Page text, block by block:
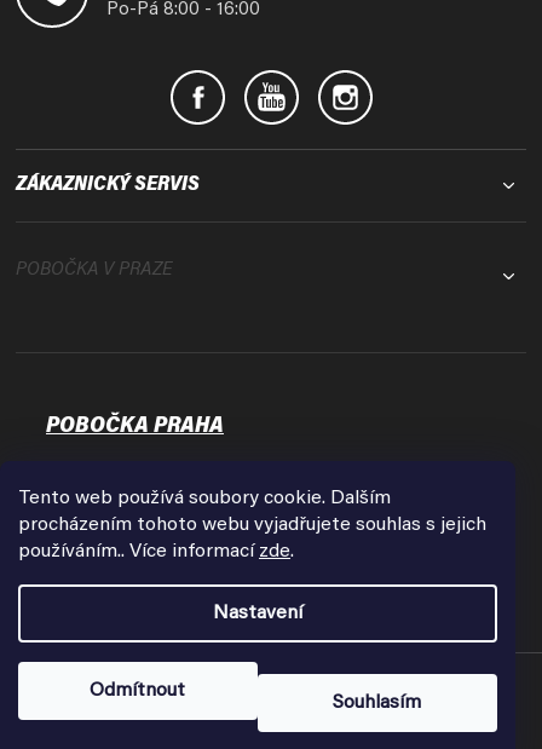
Tento web používá soubory cookie. Dalším
procházením tohoto webu vyjadřujete souhlas s jejich
používáním.. Více informací zde.
Nastavení
Odmítnout
Souhlasím
Po-Pá 8:00 - 16:00
ZÁKAZNICKÝ SERVIS
POBOČKA V PRAZE
POBOČKA PRAHA
17000 Praha - Holešovice
Zobrazit na mapě
Vytvořil Shoptet
Copyright 2026FPVshop.cz . Všechna práva vyhrazena.